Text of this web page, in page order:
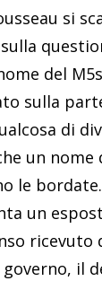
si
del
sulla
di
un nome
le
un
ricevuto
governo, il